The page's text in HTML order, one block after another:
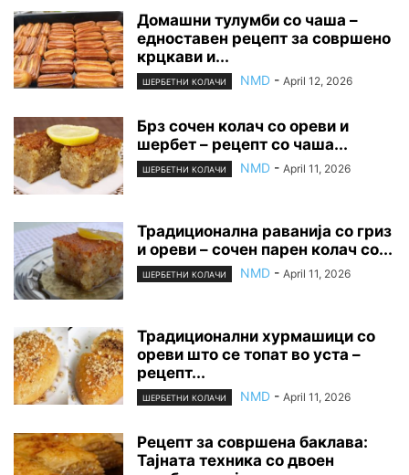
Домашни тулумби со чаша –
едноставен рецепт за совршено
крцкави и...
ШЕРБЕТНИ КОЛАЧИ NMD - April 12, 2026
Брз сочен колач со ореви и
шербет – рецепт со чаша...
ШЕРБЕТНИ КОЛАЧИ NMD - April 11, 2026
Традиционална раванија со гриз
и ореви – сочен парен колач со...
ШЕРБЕТНИ КОЛАЧИ NMD - April 11, 2026
Традиционални хурмашици со
ореви што се топат во уста –
рецепт...
ШЕРБЕТНИ КОЛАЧИ NMD - April 11, 2026
Рецепт за совршена баклава:
Тајната техника со двоен